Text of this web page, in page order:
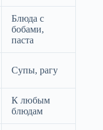
Блюда с
бобами,
паста
Супы, рагу
К любым
блюдам